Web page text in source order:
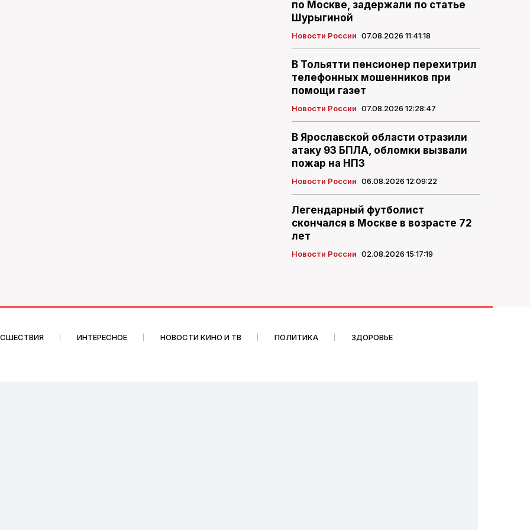
по Москве, задержали по статье
Шурыгиной
Новости России 07.08.2026 11:41:18
В Тольятти пенсионер перехитрил
телефонных мошенников при
помощи газет
Новости России 07.08.2026 12:28:47
В Ярославской области отразили
атаку 93 БПЛА, обломки вызвали
пожар на НПЗ
Новости России 06.08.2026 12:09:22
Легендарный футболист
скончался в Москве в возрасте 72
лет
Новости России 02.08.2026 15:17:19
ИНТЕРЕСНОЕ НОВОСТИ КИНО И ТВ ПОЛИТИКА ЗДОРОВЬЕ